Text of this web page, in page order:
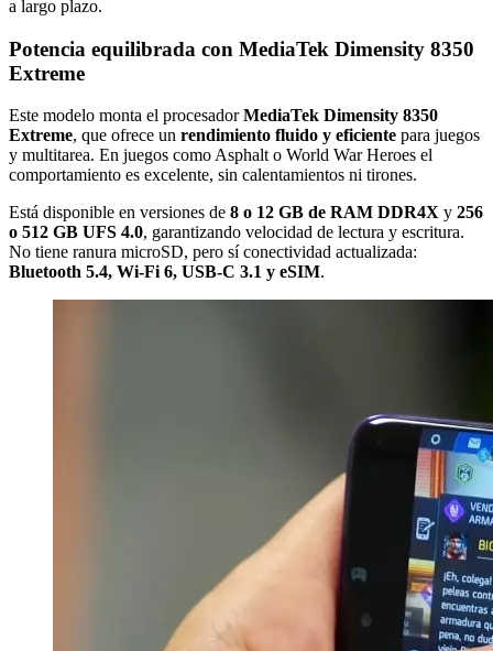
a largo plazo.
Potencia equilibrada con MediaTek Dimensity 8350
Extreme
Este modelo monta el procesadorMediaTek Dimensity 8350
Extreme, que ofrece un rendimiento fluido y eficiente para juegos
y multitarea. En juegos como Asphalt o World War Heroes el
comportamiento es excelente, sin calentamientos ni tirones.
Está disponible en versiones de 8 o 12 GB de RAM DDR4X y 256
o 512 GB UFS 4.0, garantizando velocidad de lectura y escritura.
No tiene ranura microSD, pero sí conectividad actualizada:
Bluetooth 5.4, Wi-Fi 6, USB-C 3.1 y eSIM.